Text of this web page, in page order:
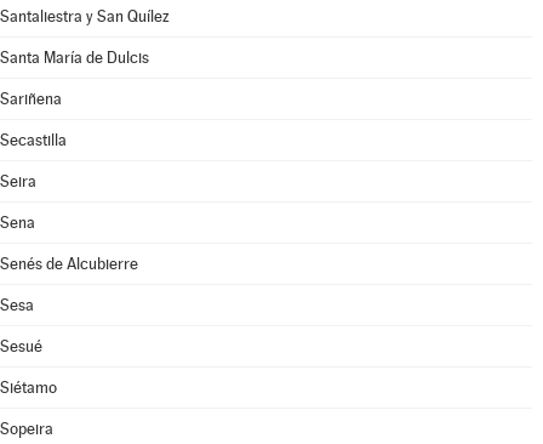
Santaliestra y San Quílez
Santa María de Dulcis
Sariñena
Secastilla
Seira
Sena
Senés de Alcubierre
Sesa
Sesué
Siétamo
Sopeira